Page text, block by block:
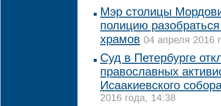
Мэр столицы
полицию
храмов 04 апреля 2016
Суд в Петербурге
православных
Исаакиевского
2016 года, 14:38